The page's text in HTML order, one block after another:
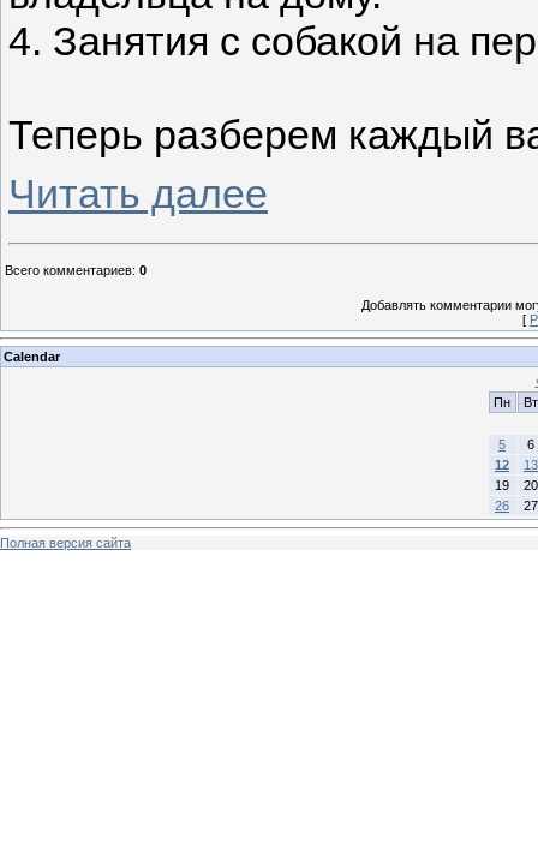
4. Занятия с собакой на
Теперь разберем каждый
Читать далее
Всего комментариев: 0
Добавлять комментарии
[
Calendar
Пн
Вт
5
6
12
13
19
20
26
27
Полная версия сайта